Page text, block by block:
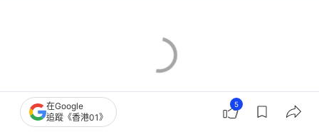
在Google
追蹤《香港01》
5